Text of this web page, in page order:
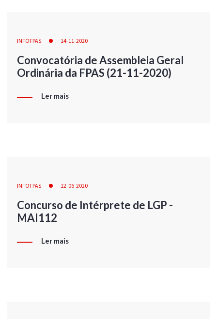
INFOFPAS 14-11-2020
Convocatória de Assembleia Geral
Ordinária da FPAS (21-11-2020)
Ler mais
INFOFPAS 12-06-2020
Concurso de Intérprete de LGP -
MAI112
Ler mais